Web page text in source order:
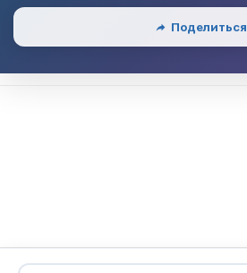
Поделиться